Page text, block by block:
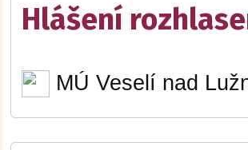
Hlášení
MÚ Veselí nad